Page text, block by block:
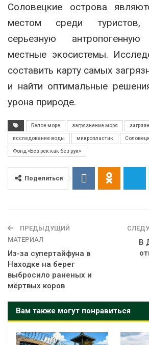
Соловецкие острова
местом среди
серьезную
местные экосистемы.
составить карту самых
и найти оптимальные
урона природе.
Белое море загрязнение моря
исследование воды микропластик
Фонд «Без рек как без рук»
Поделиться
ПРЕДЫДУЩИЙ
МАТЕРИАЛ
Из-за супертайфуна в
Находке на берег
выбросило раненых и
мёртвых коров
В
Вам также могут понравиться